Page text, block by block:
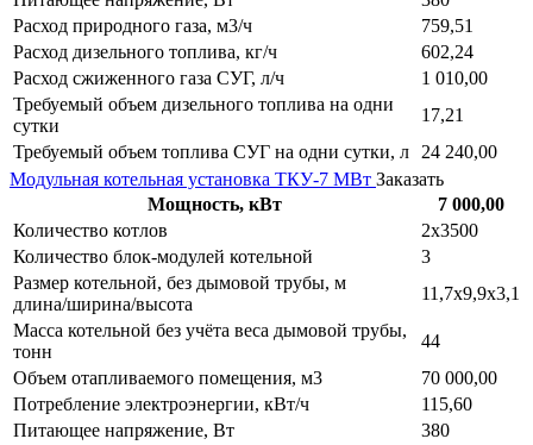
Расход природного газа, м3/ч
759,51
Расход дизельного топлива, кг/ч
602,24
Расход сжиженного газа СУГ, л/ч
1 010,00
Требуемый объем дизельного топлива на одни
сутки
17,21
Требуемый объем топлива СУГ на одни сутки, л
24 240,00
Модульная котельная установка ТКУ-7 МВт Заказать
Мощность, кВт
7 000,00
Количество котлов
2х3500
Количество блок-модулей котельной
3
Размер котельной, без дымовой трубы, м
длина/ширина/высота
11,7х9,9х3,1
Масса котельной без учёта веса дымовой трубы,
тонн
44
Объем отапливаемого помещения, м3
70 000,00
Потребление электроэнергии, кВт/ч
115,60
Питающее напряжение, Вт
380